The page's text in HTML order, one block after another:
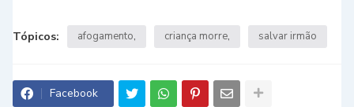
Tópicos: afogamento criança morre salvar irmão
Facebook